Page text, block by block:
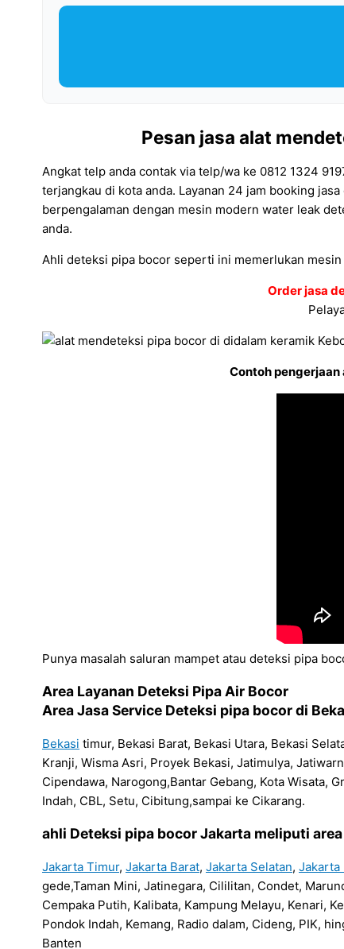
Pesan jasa alat
Angkat telp anda contak via telp/wa ke 0812 1324
terjangkau di kota anda. Layanan 24 jam booking
berpengalaman dengan mesin modern water leak
anda.
Ahli deteksi pipa bocor seperti ini memerlukan
Order jasa
Contoh
Punya masalah saluran mampet atau deteksi pipa
Area Layanan Deteksi Pipa Air Bocor
Area Jasa Service Deteksi pipa bocor di
Bekasi timur, Bekasi Barat, Bekasi Utara, Bekasi
Kranji, Wisma Asri, Proyek Bekasi, Jatimulya,
Cipendawa, Narogong,Bantar Gebang, Kota Wisata,
Indah, CBL, Setu, Cibitung,sampai ke Cikarang.
ahli Deteksi pipa bocor Jakarta meliputi area
Jakarta Timur, Jakarta Barat, Jakarta Selatan, Jakarta
gede,Taman Mini, Jatinegara, Cililitan, Condet,
Cempaka Putih, Kalibata, Kampung Melayu, Kenari,
Pondok Indah, Kemang, Radio dalam, Cideng, PIK,
Banten